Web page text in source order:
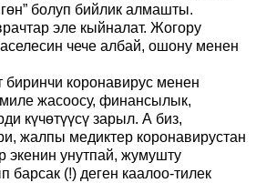
болуп бийлик алмашты.
эле кыйналат. Жогору
чече албай, ошону менен
коронавирус менен
жасоосу, финансылык,
күчөтүүсү зарыл. А биз,
жалпы медиктер коронавирустан
экенин унутпай, жумушту
барсак (!) деген каалоо-тилек